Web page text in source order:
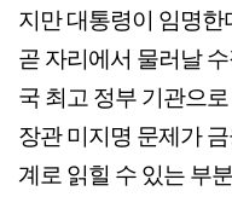
지만 대통령이 임명
곧 자리에서 물러날
국 최고 정부 기관으
장관 미지명 문제가
계로 읽힐 수 있는 부